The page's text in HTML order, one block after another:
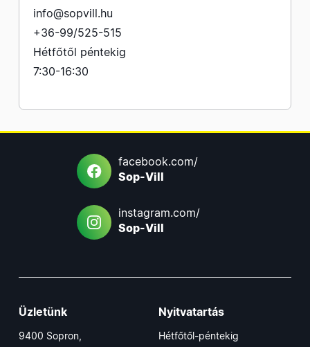
info@sopvill.hu
+36-99/525-515
Hétfőtől péntekig
7:30-16:30
facebook.com/
Sop-Vill
instagram.com/
Sop-Vill
Üzletünk
9400 Sopron,
Nyitvatartás
Hétfőtől-péntekig